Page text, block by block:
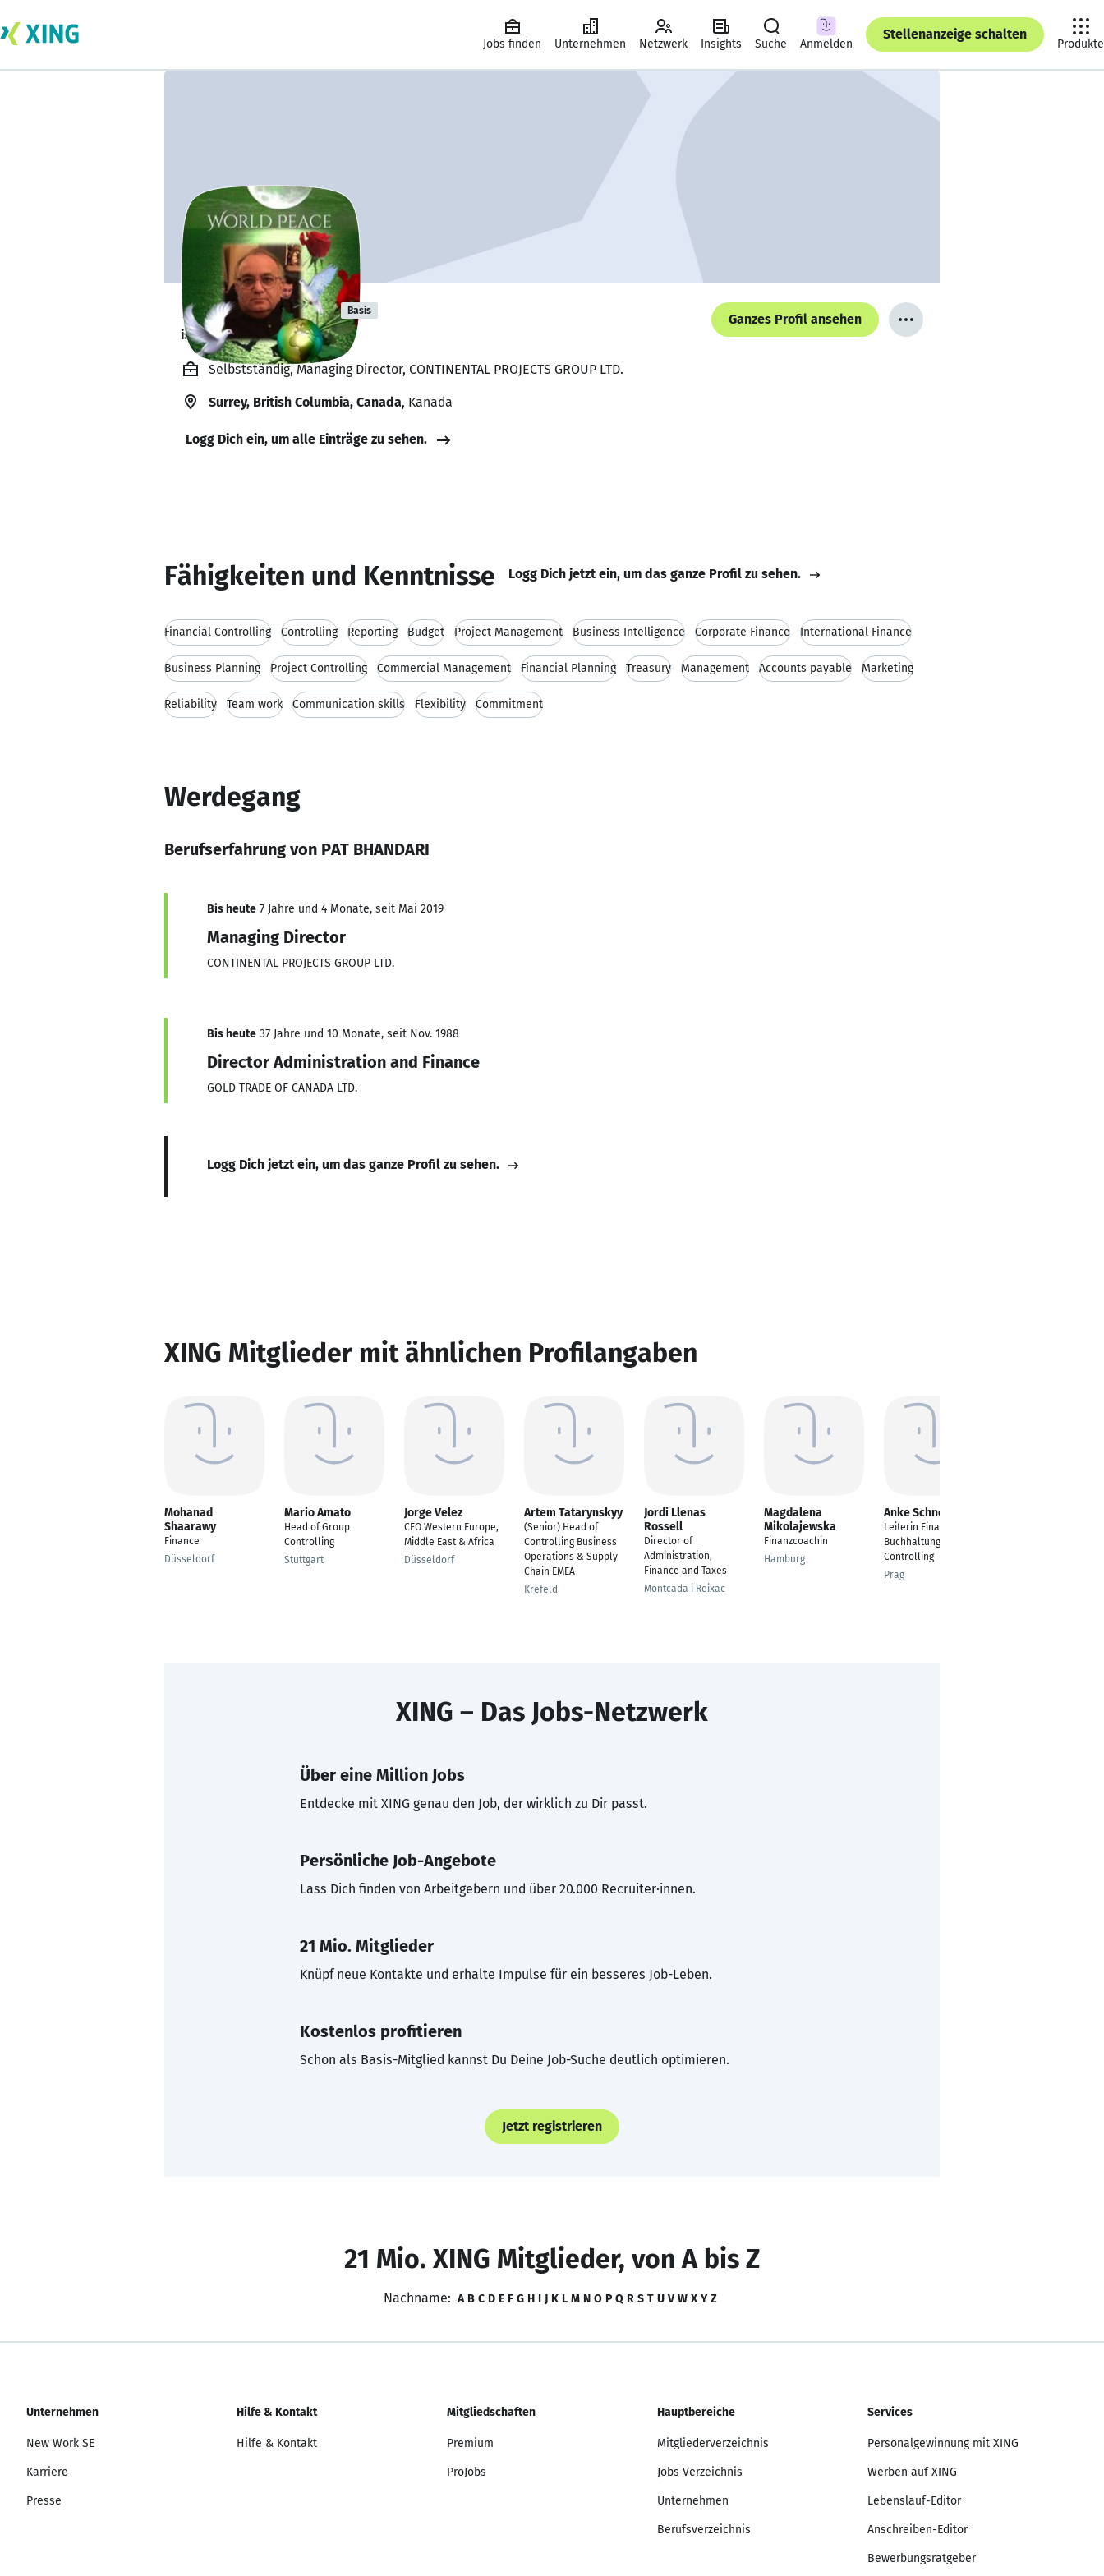
Jobs finden Unternehmen Netzwerk Insights Suche Anmelden
Stellenanzeige schalten
Produkte
PAT BHANDARI Basis
is on holiday. ⛰
Ganzes Profil ansehen
Selbstständig, Managing Director, CONTINENTAL PROJECTS GROUP LTD.
Surrey, British Columbia, Canada, Kanada
Logg Dich ein, um alle Einträge zu sehen.
Fähigkeiten und Kenntnisse Logg Dich jetzt ein, um das ganze Profil zu sehen.
Financial Controlling Controlling Reporting Budget Project Management Business Intelligence Corporate Finance International Finance
Business Planning Project Controlling Commercial Management Financial Planning Treasury Management Accounts payable Marketing
Reliability Team work Communication skills Flexibility Commitment
Werdegang
Berufserfahrung von PAT BHANDARI
Bis heute 7 Jahre und 4 Monate, seit Mai 2019
Managing Director
CONTINENTAL PROJECTS GROUP LTD.
Bis heute 37 Jahre und 10 Monate, seit Nov. 1988
Director Administration and Finance
GOLD TRADE OF CANADA LTD.
Logg Dich jetzt ein, um das ganze Profil zu sehen.
XING Mitglieder mit ähnlichen Profilangaben
Mohanad
Shaarawy
Finance
Düsseldorf
Mario Amato
Head of Group
Controlling
Stuttgart
Jorge Velez
CFO Western Europe,
Middle East & Africa
Düsseldorf
Artem Tatarynskyy
(Senior) Head of
Controlling Business
Operations & Supply
Chain EMEA
Krefeld
Jordi Llenas
Rossell
Director of
Administration,
Finance and Taxes
Montcada i Reixac
Magdalena
Mikolajewska
Finanzcoachin
Hamburg
Anke Schneider
Leiterin Finanzen,
Buchhaltung,
Controlling
Prag
XING – Das Jobs-Netzwerk
Über eine Million Jobs
Entdecke mit XING genau den Job, der wirklich zu Dir passt.
Persönliche Job-Angebote
Lass Dich finden von Arbeitgebern und über 20.000 Recruiter·innen.
21 Mio. Mitglieder
Knüpf neue Kontakte und erhalte Impulse für ein besseres Job-Leben.
Kostenlos profitieren
Schon als Basis-Mitglied kannst Du Deine Job-Suche deutlich optimieren.
Jetzt registrieren
21 Mio. XING Mitglieder, von A bis Z
Nachname: A B C D E F G H I J K L M N O P Q R S T U V W X Y Z
Unternehmen
New Work SE
Karriere
Presse
Hilfe & Kontakt
Hilfe & Kontakt
Mitgliedschaften
Premium
ProJobs
Hauptbereiche
Mitgliederverzeichnis
Jobs Verzeichnis
Unternehmen
Berufsverzeichnis
Services
Personalgewinnung mit XING
Werben auf XING
Lebenslauf-Editor
Anschreiben-Editor
Bewerbungsratgeber